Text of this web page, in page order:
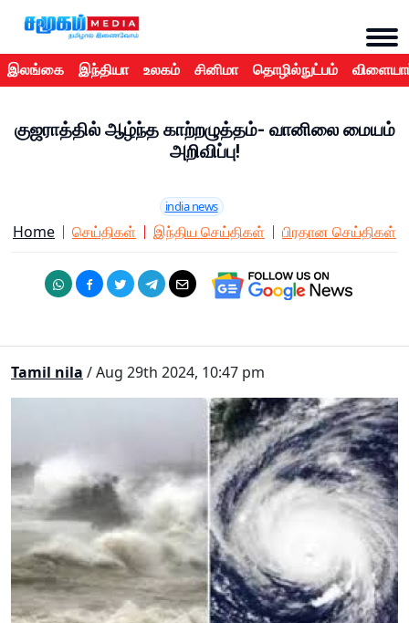
இலங்கை இந்தியா உலகம் சினிமா தொழில்நுட்பம்
குஜராத்தில் ஆழ்ந்த காற்றழுத்தம்- வானிலை மையம்
அறிவிப்பு!
india news
Home செய்திகள் இந்திய செய்திகள் பிரதான செய்திகள்
Tamil nila / Aug 29th 2024, 10:47 pm